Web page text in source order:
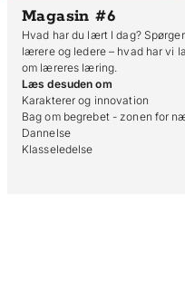
Magasin #6
Hvad har du lært I dag?
lærere og ledere – hvad har vi
om læreres læring.
Læs desuden om
Karakterer og innovation
Bag om begrebet - zonen for
Dannelse
Klasseledelse